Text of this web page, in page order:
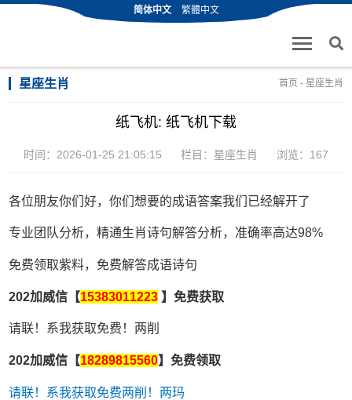
简体中文 繁體中文
星座生肖 首页 - 星座生肖
纸飞机: 纸飞机下载
时间：2026-01-25 21:05:15 栏目： 星座生肖 浏览：167
各位朋友你们好，你们想要的成语答案我们已经解开了
专业团队分析，精通生肖诗句解答分析，准确率高达98%
免费领取紫料，免费解答成语诗句
202加威信【15383011223 】免费获取
请联！系我获取免费！两削
202加威信【18289815560】免费领取
请联！系我获取免费两削！两玛